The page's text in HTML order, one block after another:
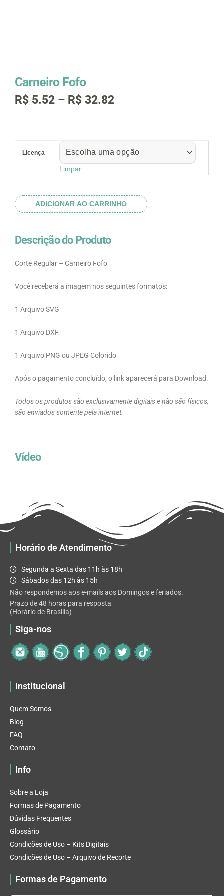
Carneiro Fofo
R$ 5.52 – R$ 32.82Faixa
através
R$ 32.82
Licença
Limpar
quantidade
ADICIONAR AO CARRINHO
Descrição do Produto
Corte Regular – Carneiro Fofo
Você receberá a imagem nos seguintes formatos:
1 Arquivo SVG
1 Arquivo DXF
1 Arquivo PNG ou JPEG Colorido
Após o pagamento concluído, o link aparecerá para Download.
Todos os produtos são exclusivamente digitais e não são físicos,
são enviados somente pela internet.
Vídeo
Horário de Atendimento
Segunda a Sexta das 11h às 18h
Sábados das 12h às 15h
Não respondemos aos e-mails aos Domingos e feriados.
Prazo de 48 horas para resposta
(Horário de Brasilia)
Siga-nos
Institucional
Quem Somos
Blog
FAQ
Contato
Info
Sobre a Loja
Formas de Pagamento
Dúvidas Frequentes
Glossário
Condições de Uso – Kits Digitais
Condições de Uso – Arquivo de Recorte
Formas de Pagamento